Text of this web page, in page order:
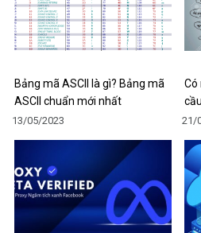
Bảng mã ASCII là gì? Bảng mã
ASCII chuẩn mới nhất
13/05/2023
Có
21/